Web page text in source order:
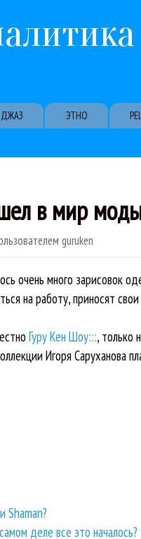
ДЖАЗ ЭТНО
в мир
guruken
очень много
на работу, приносят
Гуру Кен Шоу:::, только
Игоря Саруханова
деле все это началось?